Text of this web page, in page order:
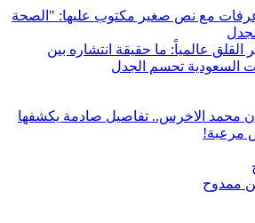
القلق عالمياً: ما حقيقة انتشاره بين
السعودية تحسم الجدل
محمد الاخرس.. تفاصيل صادمة يكشفها
مرعبة!
ممدوح